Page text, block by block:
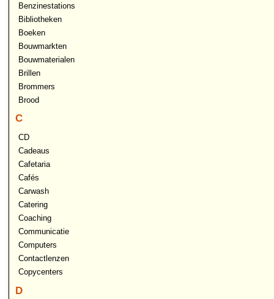
Benzinestations
Bibliotheken
Boeken
Bouwmarkten
Bouwmaterialen
Brillen
Brommers
Brood
C
CD
Cadeaus
Cafetaria
Cafés
Carwash
Catering
Coaching
Communicatie
Computers
Contactlenzen
Copycenters
D